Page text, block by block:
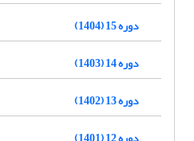
دوره 15 (1404)
دوره 14 (1403)
دوره 13 (1402)